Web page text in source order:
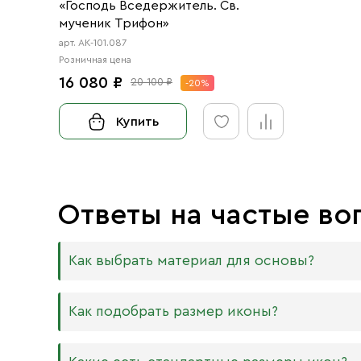
«Господь Вседержитель. Св.
мученик Трифон»
арт. АК-101.087
Розничная цена
16 080 ₽ 20 100 ₽ -20%
Купить
Ответы на частые
Как выбрать материал для основы?
Мы изготавливаем иконы на трёх разных видах
МДФ. Ламинированная древесно-
Как подобрать размер иконы?